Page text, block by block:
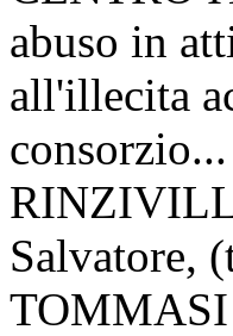
abuso in
all'illecita
Salvatore,
TOMMASI